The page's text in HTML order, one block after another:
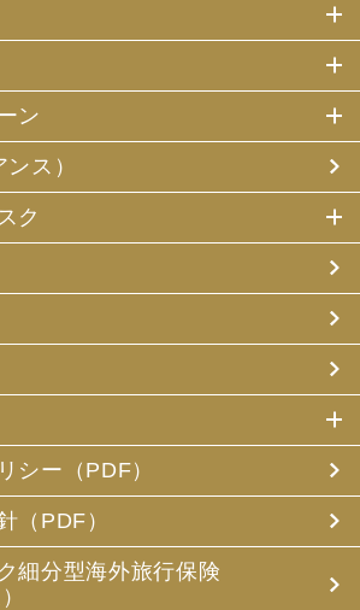
ン
ス）
ク
シー（PDF）
（PDF）
細分型海外旅行保険